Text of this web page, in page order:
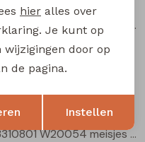
3310800 W20053 meisjes rok kort Bordeaux
3310801 W20054 meisjes rok kort Bordeaux
Opslaan
hier alles over
Je kunt op
door op
de pagina.
Instellen